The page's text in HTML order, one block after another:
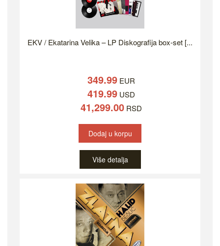
EKV / Ekatarina Velika – LP Diskografija box-set [...
349.99 EUR
419.99 USD
41,299.00 RSD
Dodaj u korpu
Više detalja